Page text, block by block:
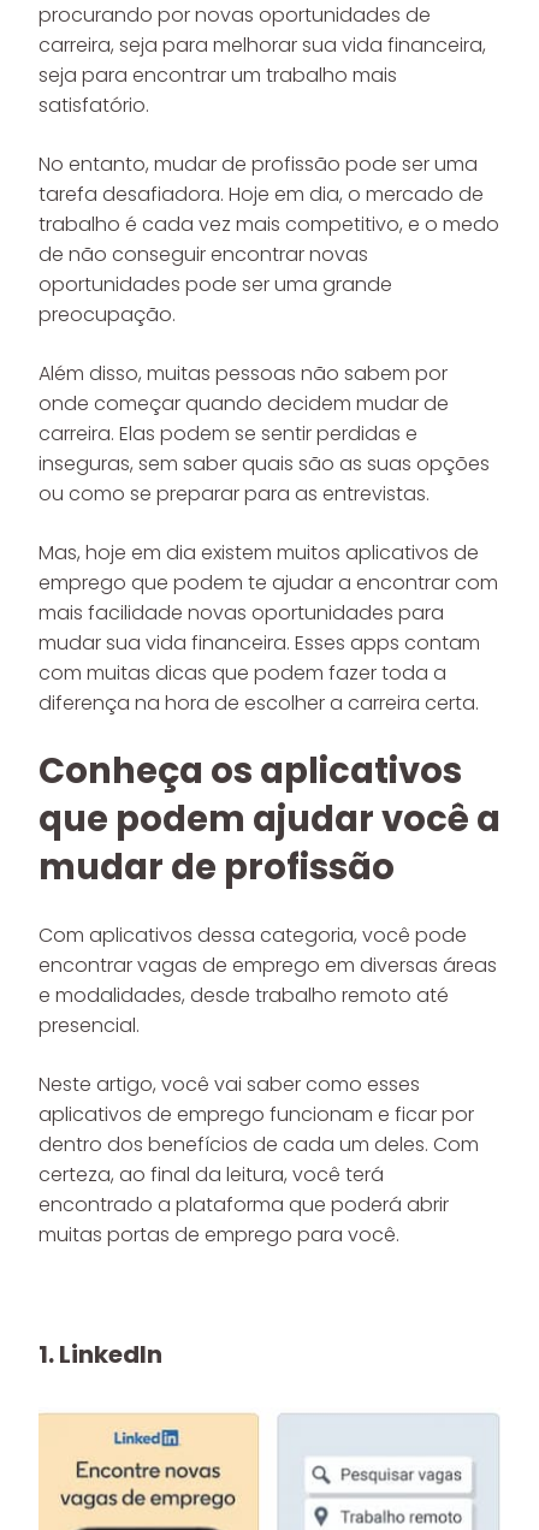
procurando por novas oportunidades de
carreira, seja para melhorar sua vida financeira,
seja para encontrar um trabalho mais
satisfatório.
No entanto, mudar de profissão pode ser uma
tarefa desafiadora. Hoje em dia, o mercado de
trabalho é cada vez mais competitivo, e o medo
de não conseguir encontrar novas
oportunidades pode ser uma grande
preocupação.
Além disso, muitas pessoas não sabem por
onde começar quando decidem mudar de
carreira. Elas podem se sentir perdidas e
inseguras, sem saber quais são as suas opções
ou como se preparar para as entrevistas.
Mas, hoje em dia existem muitos aplicativos de
emprego que podem te ajudar a encontrar com
mais facilidade novas oportunidades para
mudar sua vida financeira. Esses apps contam
com muitas dicas que podem fazer toda a
diferença na hora de escolher a carreira certa.
Conheça os aplicativos
que podem ajudar você a
mudar de profissão
Com aplicativos dessa categoria, você pode
encontrar vagas de emprego em diversas áreas
e modalidades, desde trabalho remoto até
presencial.
Neste artigo, você vai saber como esses
aplicativos de emprego funcionam e ficar por
dentro dos benefícios de cada um deles. Com
certeza, ao final da leitura, você terá
encontrado a plataforma que poderá abrir
muitas portas de emprego para você.
1. LinkedIn